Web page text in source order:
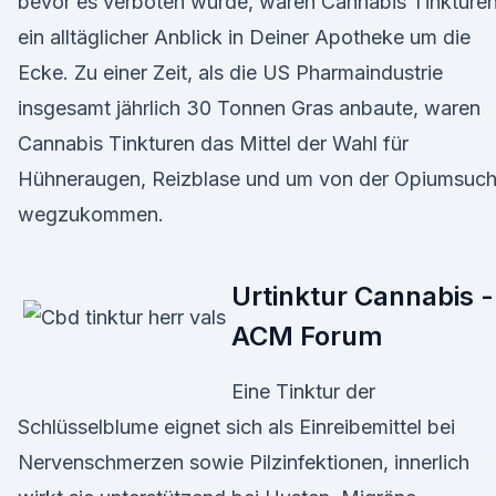
ein alltäglicher Anblick in Deiner Apotheke um die
Ecke. Zu einer Zeit, als die US Pharmaindustrie
insgesamt jährlich 30 Tonnen Gras anbaute, waren
Cannabis Tinkturen das Mittel der Wahl für
Hühneraugen, Reizblase und um von der
wegzukommen.
Urtinktur Cannabis -
ACM Forum
Eine Tinktur der
Schlüsselblume eignet sich als Einreibemittel bei
Nervenschmerzen sowie Pilzinfektionen, innerlich